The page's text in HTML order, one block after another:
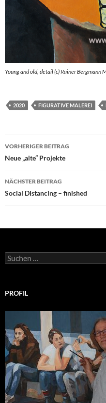
Young and old, detail (c) Rainer Bergmann
2020 FIGURATIVE MALEREI
Beitragsnavigation
VORHERIGER BEITRAG
Neue „alte“ Projekte
NÄCHSTER BEITRAG
Social Distancing – finished
Suchen
nach:
PROFIL